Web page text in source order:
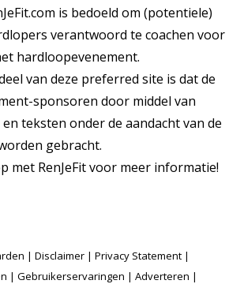
is bedoeld om (potentiele)
verantwoord te coachen voor
hardloopevenement.
van deze preferred site is dat de
sponsoren door middel van
teksten onder de aandacht van de
gebracht.
met RenJeFit voor meer informatie!
|Disclaimer |Privacy Statement |
|Gebruikerservaringen |Adverteren |